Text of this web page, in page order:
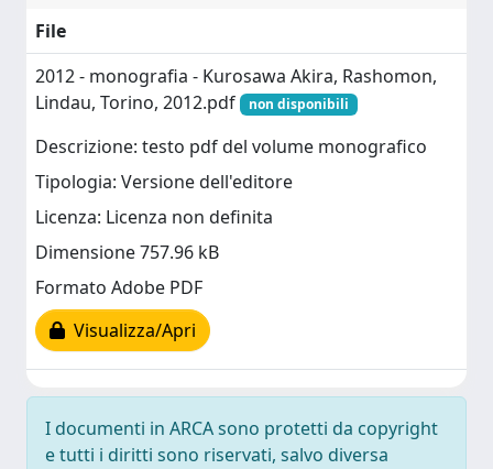
File
2012 - monografia - Kurosawa Akira, Rashomon,
Lindau, Torino, 2012.pdf
non disponibili
Descrizione: testo pdf del volume monografico
Tipologia: Versione dell'editore
Licenza: Licenza non definita
Dimensione 757.96 kB
Formato Adobe PDF
Visualizza/Apri
I documenti in ARCA sono protetti da copyright
e tutti i diritti sono riservati, salvo diversa